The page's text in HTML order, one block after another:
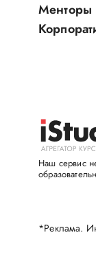
Менторы
Наш сервис
*Реклама.